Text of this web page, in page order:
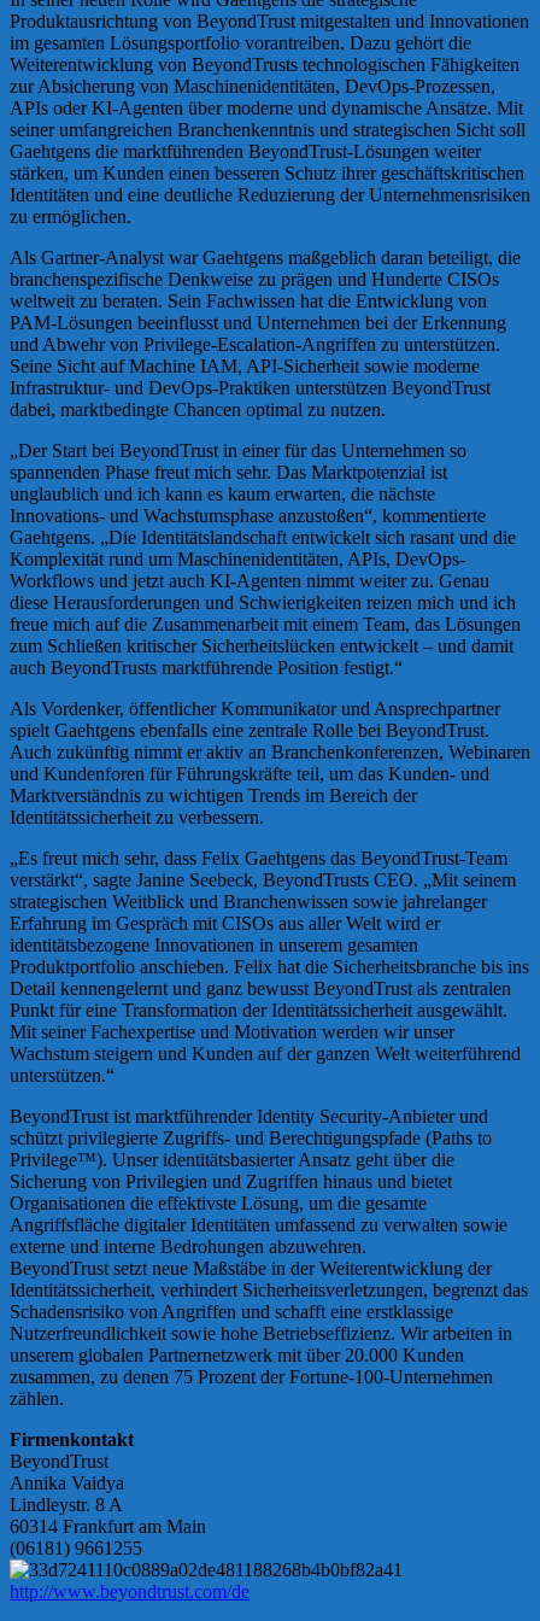
Produktausrichtung von BeyondTrust mitgestalten und Innovationen
im gesamten Lösungsportfolio vorantreiben. Dazu gehört die
Weiterentwicklung von BeyondTrusts technologischen Fähigkeiten
zur Absicherung von Maschinenidentitäten, DevOps-Prozessen,
APIs oder KI-Agenten über moderne und dynamische Ansätze. Mit
seiner umfangreichen Branchenkenntnis und strategischen Sicht soll
Gaehtgens die marktführenden BeyondTrust-Lösungen weiter
stärken, um Kunden einen besseren Schutz ihrer geschäftskritischen
Identitäten und eine deutliche Reduzierung der Unternehmensrisiken
zu ermöglichen.
Als Gartner-Analyst war Gaehtgens maßgeblich daran beteiligt, die
branchenspezifische Denkweise zu prägen und Hunderte CISOs
weltweit zu beraten. Sein Fachwissen hat die Entwicklung von
PAM-Lösungen beeinflusst und Unternehmen bei der Erkennung
und Abwehr von Privilege-Escalation-Angriffen zu unterstützen.
Seine Sicht auf Machine IAM, API-Sicherheit sowie moderne
Infrastruktur- und DevOps-Praktiken unterstützen BeyondTrust
dabei, marktbedingte Chancen optimal zu nutzen.
„Der Start bei BeyondTrust in einer für das Unternehmen so
spannenden Phase freut mich sehr. Das Marktpotenzial ist
unglaublich und ich kann es kaum erwarten, die nächste
Innovations- und Wachstumsphase anzustoßen“, kommentierte
Gaehtgens. „Die Identitätslandschaft entwickelt sich rasant und die
Komplexität rund um Maschinenidentitäten, APIs, DevOps-
Workflows und jetzt auch KI-Agenten nimmt weiter zu. Genau
diese Herausforderungen und Schwierigkeiten reizen mich und ich
freue mich auf die Zusammenarbeit mit einem Team, das Lösungen
zum Schließen kritischer Sicherheitslücken entwickelt – und damit
auch BeyondTrusts marktführende Position festigt.“
Als Vordenker, öffentlicher Kommunikator und Ansprechpartner
spielt Gaehtgens ebenfalls eine zentrale Rolle bei BeyondTrust.
Auch zukünftig nimmt er aktiv an Branchenkonferenzen, Webinaren
und Kundenforen für Führungskräfte teil, um das Kunden- und
Marktverständnis zu wichtigen Trends im Bereich der
Identitätssicherheit zu verbessern.
„Es freut mich sehr, dass Felix Gaehtgens das BeyondTrust-Team
verstärkt“, sagte Janine Seebeck, BeyondTrusts CEO. „Mit seinem
strategischen Weitblick und Branchenwissen sowie jahrelanger
Erfahrung im Gespräch mit CISOs aus aller Welt wird er
identitätsbezogene Innovationen in unserem gesamten
Produktportfolio anschieben. Felix hat die Sicherheitsbranche bis ins
Detail kennengelernt und ganz bewusst BeyondTrust als zentralen
Punkt für eine Transformation der Identitätssicherheit ausgewählt.
Mit seiner Fachexpertise und Motivation werden wir unser
Wachstum steigern und Kunden auf der ganzen Welt weiterführend
unterstützen.“
BeyondTrust ist marktführender Identity Security-Anbieter und
schützt privilegierte Zugriffs- und Berechtigungspfade (Paths to
Privilege™). Unser identitätsbasierter Ansatz geht über die
Sicherung von Privilegien und Zugriffen hinaus und bietet
Organisationen die effektivste Lösung, um die gesamte
Angriffsfläche digitaler Identitäten umfassend zu verwalten sowie
externe und interne Bedrohungen abzuwehren.
BeyondTrust setzt neue Maßstäbe in der Weiterentwicklung der
Identitätssicherheit, verhindert Sicherheitsverletzungen, begrenzt das
Schadensrisiko von Angriffen und schafft eine erstklassige
Nutzerfreundlichkeit sowie hohe Betriebseffizienz. Wir arbeiten in
unserem globalen Partnernetzwerk mit über 20.000 Kunden
zusammen, zu denen 75 Prozent der Fortune-100-Unternehmen
zählen.
Firmenkontakt
BeyondTrust
Annika Vaidya
Lindleystr. 8 A
60314 Frankfurt am Main
(06181) 9661255
http://www.beyondtrust.com/de